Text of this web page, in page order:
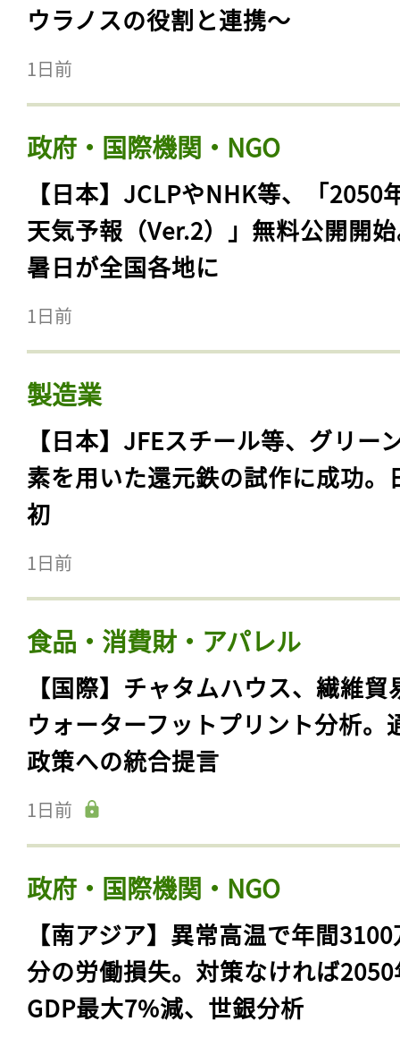
ウラノスの役割と連携〜
1日前
政府・国際機関・NGO
【日本】JCLPやNHK等、「2050
天気予報（Ver.2）」無料公開開
暑日が全国各地に
1日前
製造業
【日本】JFEスチール等、グリー
素を用いた還元鉄の試作に成功。
初
1日前
食品・消費財・アパレル
【国際】チャタムハウス、繊維貿
ウォーターフットプリント分析。
政策への統合提言
1日前
政府・国際機関・NGO
【南アジア】異常高温で年間
分の労働損失。対策なければ
GDP最大7%減、世銀分析